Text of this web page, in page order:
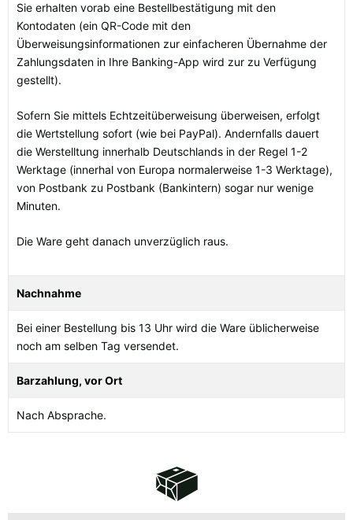
Sie erhalten vorab eine Bestellbestätigung mit den
Kontodaten (ein QR-Code mit den
Überweisungsinformationen zur einfacheren Übernahme der
Zahlungsdaten in Ihre Banking-App wird zur zu Verfügung
gestellt).
Sofern Sie mittels Echtzeitüberweisung überweisen, erfolgt
die Wertstellung sofort (wie bei PayPal). Andernfalls dauert
die Werstelltung innerhalb Deutschlands in der Regel 1-2
Werktage (innerhal von Europa normalerweise 1-3 Werktage),
von Postbank zu Postbank (Bankintern) sogar nur wenige
Minuten.
Die Ware geht danach unverzüglich raus.
Nachnahme
Bei einer Bestellung bis 13 Uhr wird die Ware üblicherweise
noch am selben Tag versendet.
Barzahlung, vor Ort
Nach Absprache.